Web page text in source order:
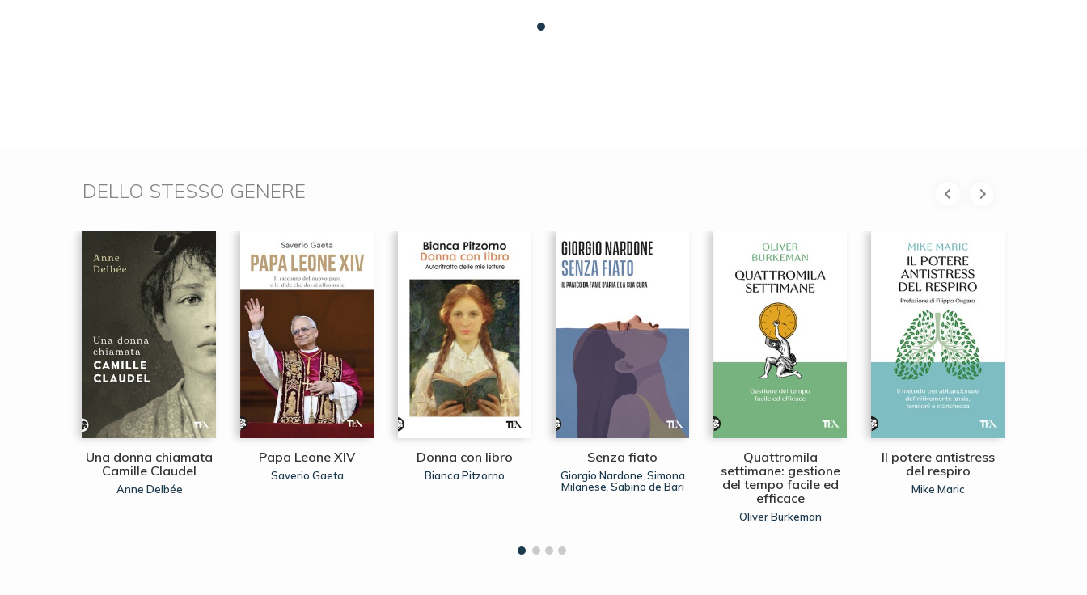
DELLO STESSO GENERE
Una donna chiamata
Camille Claudel
Anne Delbée
Papa Leone XIV
Saverio Gaeta
Donna con libro
Bianca Pitzorno
Senza fiato
Giorgio Nardone Simona
Milanese Sabino de Bari
Quattromila
settimane: gestione
del tempo facile ed
efficace
Oliver Burkeman
Il potere antistress
del respiro
Mike Maric